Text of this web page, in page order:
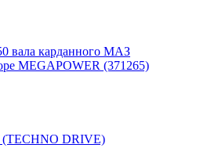
вала карданного МАЗ
MEGAPOWER (371265)
(TECHNO DRIVE)